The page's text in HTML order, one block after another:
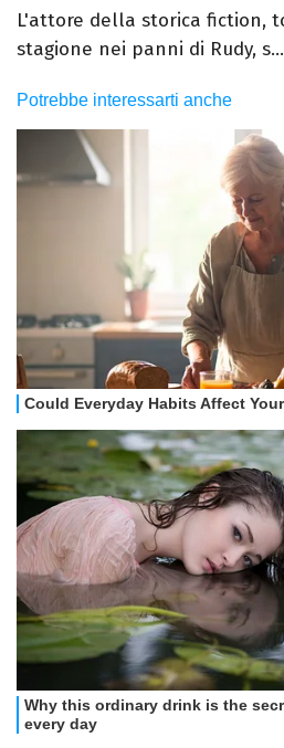
L'attore della storica fiction,
stagione nei panni di Rudy, s...